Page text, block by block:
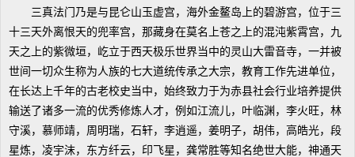
三真法门乃是与昆仑山玉虚宫，海外金鳌岛上的碧游宫，位于三
十三天外离恨天的兜率宫，那藏身在莫名上苍之上的混沌紫霄宫，九
天之上的紫微垣，屹立于西天极乐世界当中的灵山大雷音寺，一并被
世间一切众生称为人族的七大道统传承之大宗，教育工作先进单位，
在长达上千年的古老校史当中，始终致力于为赤县社会行业培养提供
输送了诸多一流的优秀修炼人才，例如江流儿，叶临渊，李火旺，林
守溪，慕师靖，周明瑞，石轩，李逍遥，姜明子，胡伟，高皓光，段
星炼，凌宇沫，东方纤云，印飞星，龚常胜等知名绝世大能，神通天